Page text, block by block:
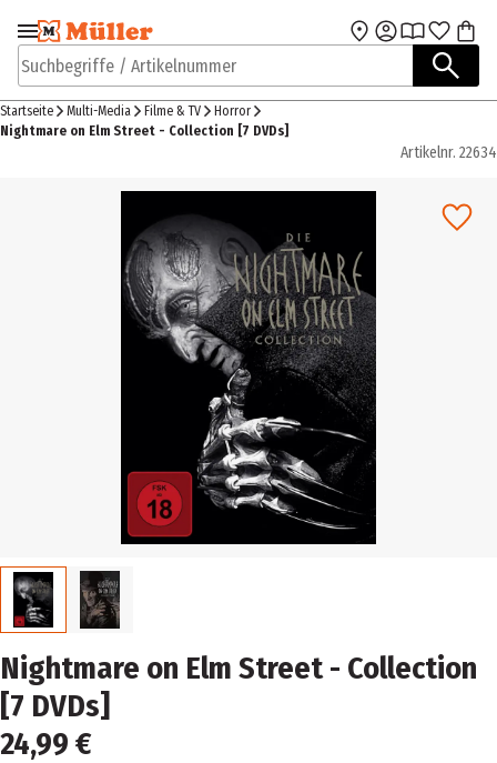
Zur Navigation
springen
Zum Hauptinhalt
Suchbegriffe / Artikelnummer
Startseite Multi-Media Filme & TV
Horror
Nightmare on Elm Street - Collection [7 DVDs]
Artikelnr. 22634
Nightmare on Elm Street - Collection
[7 DVDs]
24,99 €